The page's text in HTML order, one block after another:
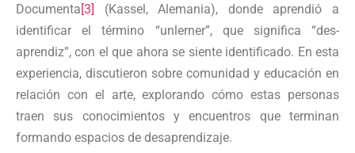
Documenta[3]
(Kassel, Alemania), donde aprendió a
identificar el término “unlerner”, que significa “des-
aprendiz”, con el que ahora se siente identificado. En esta
experiencia, discutieron sobre comunidad y educación en
relación con el arte, explorando cómo estas personas
traen sus conocimientos y encuentros que terminan
formando espacios de desaprendizaje.